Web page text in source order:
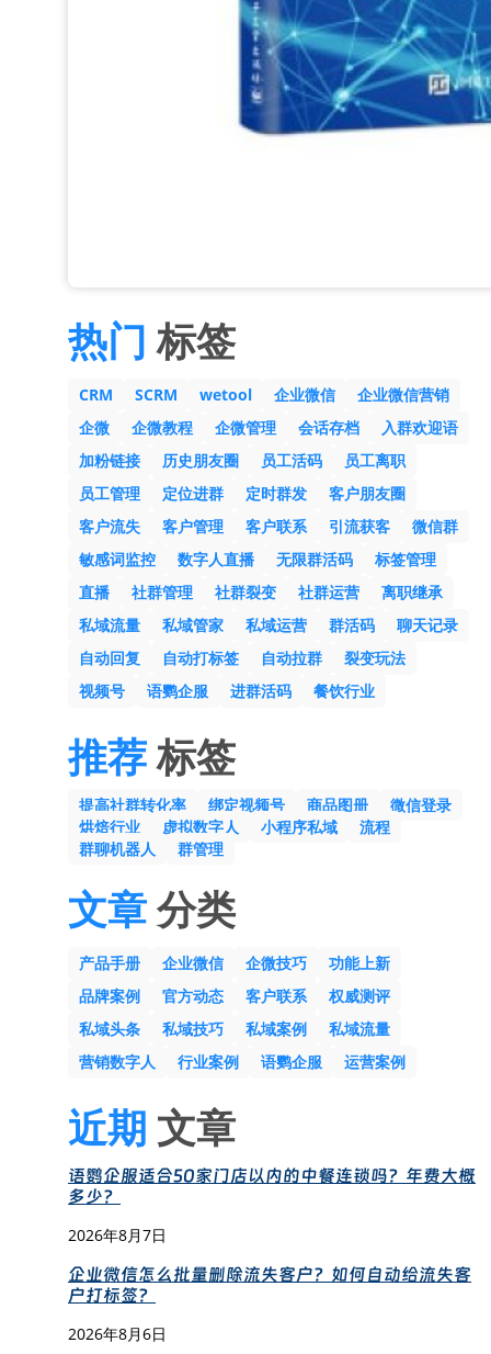
热门 标签
CRM SCRM wetool 企业微信
企业微信营销
企微
企微教程 企微管理 会话存档
入群欢迎语
加粉链接
历史朋友圈 员工活码
员工离职
员工管理
定位进群 定时群发
客户朋友圈
客户流失
客户管理 客户联系 引流获客
微信群
敏感词监控
数字人直播 无限群活码
标签管理
直播
社群管理 社群裂变 社群运营
离职继承
私域流量
私域管家 私域运营 群活码
聊天记录
自动回复
自动打标签 自动拉群
裂变玩法
视频号
语鹦企服 进群活码 餐饮行业
推荐标签
提高社群转化率 绑定视频号 商品图册
微信登录
烘焙行业
虚拟数字人 小程序私域
流程
群聊机器人
群管理
文章分类
产品手册 企业微信 企微技巧
功能上新
品牌案例
官方动态 客户联系
权威测评
私域头条
私域技巧 私域案例
私域流量
营销数字人
行业案例 语鹦企服 运营案例
近期 文章
语鹦企服适合50家门店以内的中餐连锁吗？年费大概
多少？
2026年8月7日
企业微信怎么批量删除流失客户？如何自动给流失客
户打标签？
2026年8月6日